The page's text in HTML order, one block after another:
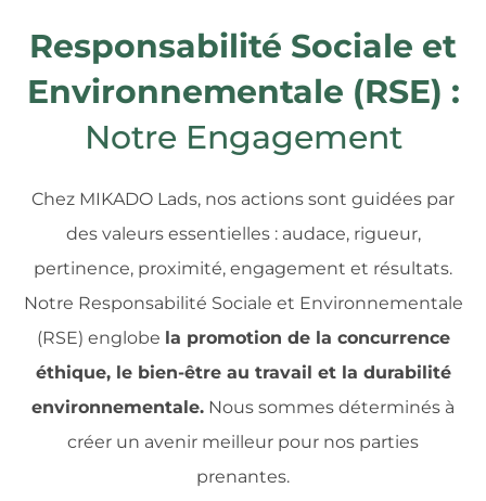
Responsabilité Sociale et
Environnementale (RSE) :
Notre Engagement
Chez MIKADO Lads, nos actions sont guidées par
des valeurs essentielles : audace, rigueur,
pertinence, proximité, engagement et résultats.
Notre Responsabilité Sociale et Environnementale
(RSE) englobe la promotion de la concurrence
éthique, le bien-être au travail et la durabilité
environnementale. Nous sommes déterminés à
créer un avenir meilleur pour nos parties
prenantes.